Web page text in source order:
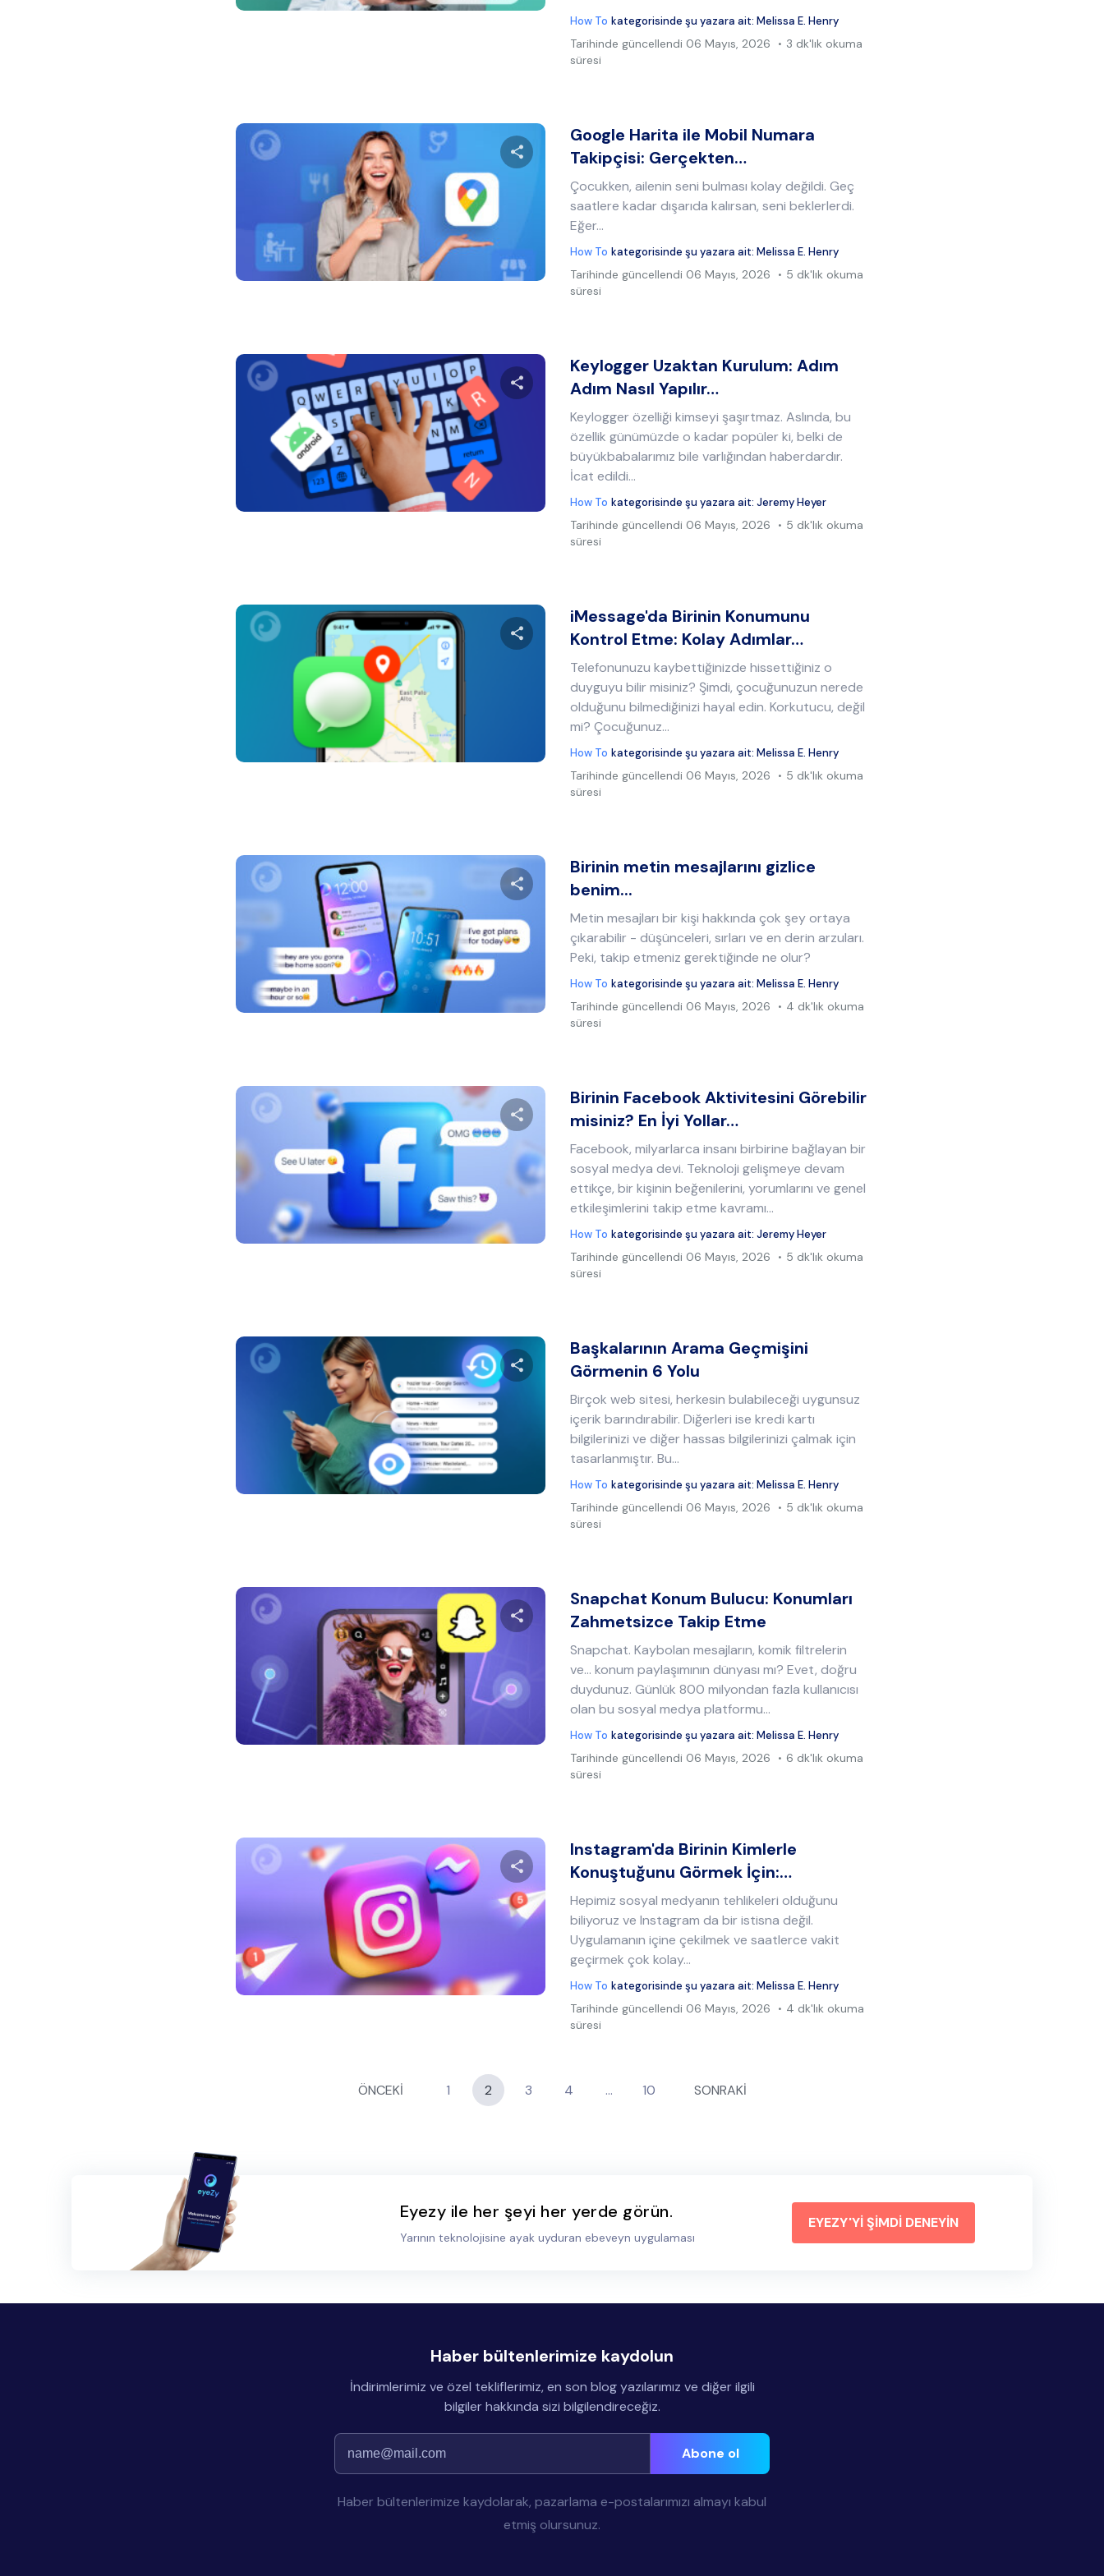
How To kategorisinde şu yazara ait:Melissa E. Henry
Tarihinde güncellendi 06 Mayıs, 2026
3 dk'lık okuma
süresi
Bu makaleyi paylaş
Twitter
Google Harita ile Mobil Numara
Takipçisi: Gerçekten…
Çocukken, ailenin seni bulması kolay değildi. Geç
saatlere kadar dışarıda kalırsan, seni beklerlerdi.
Eğer...
How To kategorisinde şu yazara ait:Melissa E. Henry
Tarihinde güncellendi 06 Mayıs, 2026
5 dk'lık okuma
süresi
Bu makaleyi paylaş
Keylogger Uzaktan Kurulum: Adım
Adım Nasıl Yapılır…
Keylogger özelliği kimseyi şaşırtmaz. Aslında, bu
özellik günümüzde o kadar popüler ki, belki de
büyükbabalarımız bile varlığından haberdardır.
İcat edildi...
How To kategorisinde şu yazara ait:Jeremy Heyer
Tarihinde güncellendi 06 Mayıs, 2026
5 dk'lık okuma
süresi
Bu makaleyi paylaş
iMessage'da Birinin Konumunu
Kontrol Etme: Kolay Adımlar…
Telefonunuzu kaybettiğinizde hissettiğiniz o
duyguyu bilir misiniz? Şimdi, çocuğunuzun nerede
olduğunu bilmediğinizi hayal edin. Korkutucu, değil
mi? Çocuğunuz...
How To kategorisinde şu yazara ait:Melissa E. Henry
Tarihinde güncellendi 06 Mayıs, 2026
5 dk'lık okuma
süresi
Bu makaleyi paylaş
Twitter
Birinin metin mesajlarını gizlice
benim...
Metin mesajları bir kişi hakkında çok şey ortaya
çıkarabilir - düşünceleri, sırları ve en derin arzuları.
Peki, takip etmeniz gerektiğinde ne olur?
How To kategorisinde şu yazara ait:Melissa E. Henry
Tarihinde güncellendi 06 Mayıs, 2026
4 dk'lık okuma
süresi
Bu makaleyi paylaş
Twitter
Birinin Facebook Aktivitesini Görebilir
misiniz? En İyi Yollar…
Facebook, milyarlarca insanı birbirine bağlayan bir
sosyal medya devi. Teknoloji gelişmeye devam
ettikçe, bir kişinin beğenilerini, yorumlarını ve genel
etkileşimlerini takip etme kavramı...
How To kategorisinde şu yazara ait:Jeremy Heyer
Tarihinde güncellendi 06 Mayıs, 2026
5 dk'lık okuma
süresi
Bu makaleyi paylaş
Başkalarının Arama Geçmişini
Görmenin 6 Yolu
Birçok web sitesi, herkesin bulabileceği uygunsuz
içerik barındırabilir. Diğerleri ise kredi kartı
bilgilerinizi ve diğer hassas bilgilerinizi çalmak için
tasarlanmıştır. Bu...
How To kategorisinde şu yazara ait:Melissa E. Henry
Tarihinde güncellendi 06 Mayıs, 2026
5 dk'lık okuma
süresi
Bu makaleyi paylaş
Snapchat Konum Bulucu: Konumları
Zahmetsizce Takip Etme
Snapchat. Kaybolan mesajların, komik filtrelerin
ve... konum paylaşımının dünyası mı? Evet, doğru
duydunuz. Günlük 800 milyondan fazla kullanıcısı
olan bu sosyal medya platformu...
How To kategorisinde şu yazara ait:Melissa E. Henry
Tarihinde güncellendi 06 Mayıs, 2026
6 dk'lık okuma
süresi
Bu makaleyi paylaş
Twitter
Instagram'da Birinin Kimlerle
Konuştuğunu Görmek İçin:…
Hepimiz sosyal medyanın tehlikeleri olduğunu
biliyoruz ve Instagram da bir istisna değil.
Uygulamanın içine çekilmek ve saatlerce vakit
geçirmek çok kolay...
How To kategorisinde şu yazara ait:Melissa E. Henry
Tarihinde güncellendi 06 Mayıs, 2026
4 dk'lık okuma
süresi
ÖNCEKİ 1 2 3 4 … 10 SONRAKİ
Eyezy ile her şeyi her yerde görün.
Yarının teknolojisine ayak uyduran ebeveyn uygulaması
EYEZY'Yİ ŞİMDİ DENEYİN
Haber bültenlerimize kaydolun
İndirimlerimiz ve özel tekliflerimiz, en son blog yazılarımız ve diğer ilgili
bilgiler hakkında sizi bilgilendireceğiz.
Abone ol
Haber bültenlerimize kaydolarak, pazarlama e-postalarımızı almayı kabul
etmiş olursunuz.